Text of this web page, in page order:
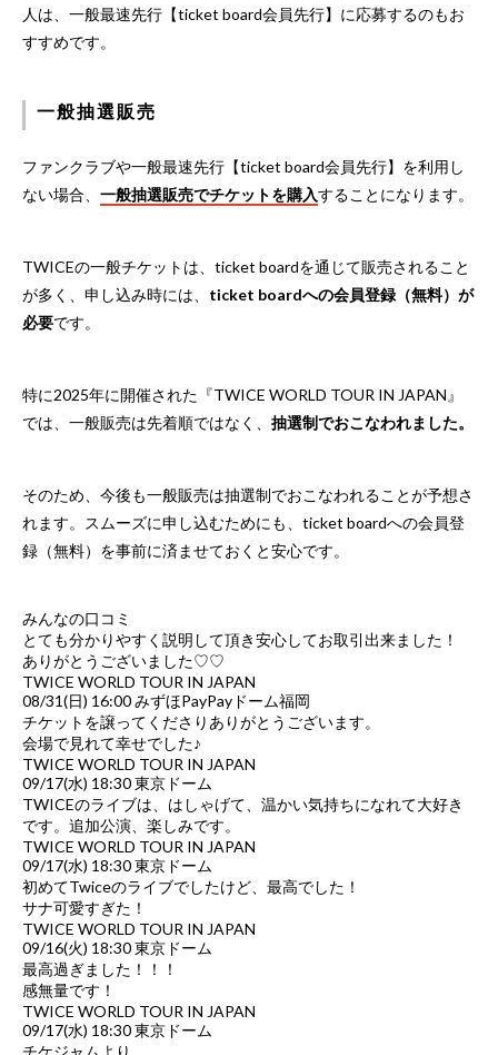
人は、一般最速先行【ticket board会員先行】に応募するのもお
すすめです。
一般抽選販売
ファンクラブや一般最速先行【ticket board会員先行】を利用し
ない場合、 一般抽選販売でチケットを購入することになります。
TWICEの一般チケットは、ticket boardを通じて販売されること
が多く、申し込み時には、 ticket boardへの会員登録（無料）が
必要です。
特に2025年に開催された『TWICE WORLD TOUR IN JAPAN』
では、一般販売は先着順ではなく、 抽選制でおこなわれました。
そのため、今後も一般販売は抽選制でおこなわれることが予想さ
れます。スムーズに申し込むためにも、ticket boardへの会員登
録（無料）を事前に済ませておくと安心です。
みんなの口コミ
とても分かりやすく説明して頂き安心してお取引出来ました！
ありがとうございました♡♡
TWICE WORLD TOUR IN JAPAN
08/31(日) 16:00 みずほPayPayドーム福岡
チケットを譲ってくださりありがとうございます。
会場で見れて幸せでした♪
TWICE WORLD TOUR IN JAPAN
09/17(水) 18:30 東京ドーム
TWICEのライブは、はしゃげて、温かい気持ちになれて大好き
です。追加公演、楽しみです。
TWICE WORLD TOUR IN JAPAN
09/17(水) 18:30 東京ドーム
初めてTwiceのライブでしたけど、最高でした！
サナ可愛すぎた！
TWICE WORLD TOUR IN JAPAN
09/16(火) 18:30 東京ドーム
最高過ぎました！！！
感無量です！
TWICE WORLD TOUR IN JAPAN
09/17(水) 18:30 東京ドーム